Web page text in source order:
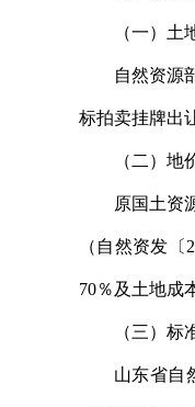
（一）土
自然资源
标拍卖挂牌出
（二）地
原国土资
（自然资发
70％及土地成
（三）标
山东省自